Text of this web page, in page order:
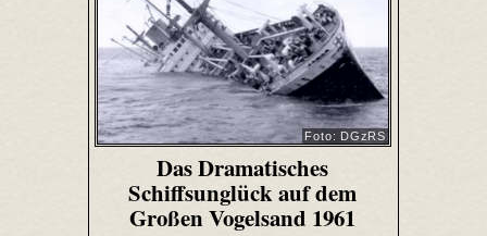
Foto: DGzRS
Das Dramatisches
Schiffsunglück auf dem
Großen Vogelsand 1961